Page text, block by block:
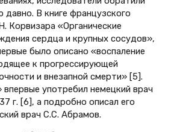
давно. В книге французского
Корвизара «Органические
сердца и крупных сосудов»,
было описано «воспаление
к прогрессирующей
и внезапной смерти» [5].
употребил немецкий врач
г. [6], а подробно описал его
врач С.С. Абрамов.